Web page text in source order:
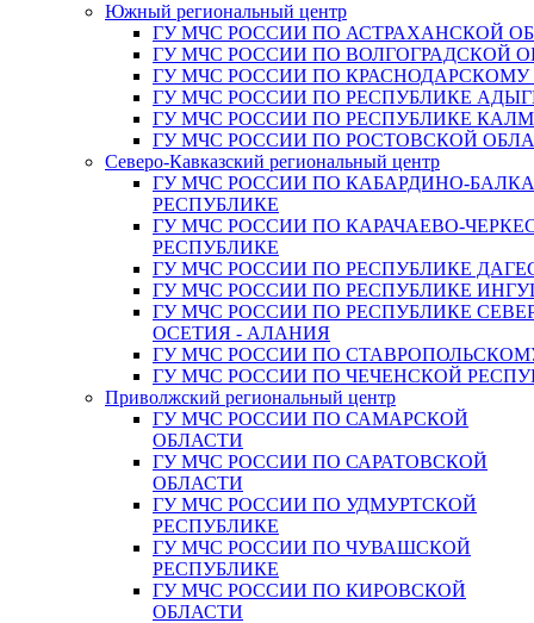
Южный региональный центр
ГУ МЧС РОССИИ ПО АСТРАХАНСКОЙ
ГУ МЧС РОССИИ ПО ВОЛГОГРАДСКОЙ
ГУ МЧС РОССИИ ПО
ГУ МЧС РОССИИ ПО РЕСПУБЛИКЕ
ГУ МЧС РОССИИ ПО РЕСПУБЛИКЕ
ГУ МЧС РОССИИ ПО РОСТОВСКОЙ
Северо-Кавказский региональный центр
ГУ МЧС РОССИИ ПО КАБАРДИНО-
РЕСПУБЛИКЕ
ГУ МЧС РОССИИ ПО КАРАЧАЕВО-
РЕСПУБЛИКЕ
ГУ МЧС РОССИИ ПО РЕСПУБЛИКЕ
ГУ МЧС РОССИИ ПО РЕСПУБЛИКЕ
ГУ МЧС РОССИИ ПО РЕСПУБЛИКЕ
ОСЕТИЯ - АЛАНИЯ
ГУ МЧС РОССИИ ПО
ГУ МЧС РОССИИ ПО ЧЕЧЕНСКОЙ
Приволжский региональный центр
ГУ МЧС РОССИИ ПО САМАРСКОЙ
ОБЛАСТИ
ГУ МЧС РОССИИ ПО САРАТОВСКОЙ
ОБЛАСТИ
ГУ МЧС РОССИИ ПО УДМУРТСКОЙ
РЕСПУБЛИКЕ
ГУ МЧС РОССИИ ПО ЧУВАШСКОЙ
РЕСПУБЛИКЕ
ГУ МЧС РОССИИ ПО КИРОВСКОЙ
ОБЛАСТИ